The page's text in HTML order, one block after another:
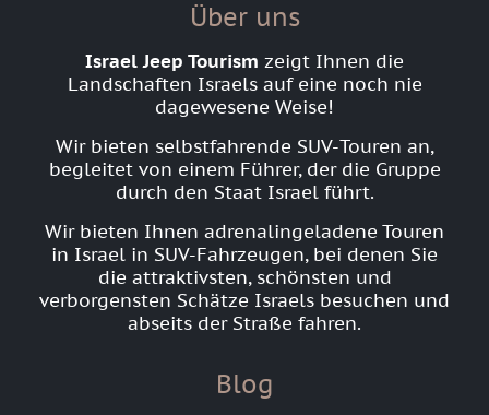
Über uns
Israel Jeep Tourism zeigt Ihnen die
Landschaften Israels auf eine noch nie
dagewesene Weise!
Wir bieten selbstfahrende SUV-Touren an,
begleitet von einem Führer, der die Gruppe
durch den Staat Israel führt.
Wir bieten Ihnen adrenalingeladene Touren
in Israel in SUV-Fahrzeugen, bei denen Sie
die attraktivsten, schönsten und
verborgensten Schätze Israels besuchen und
abseits der Straße fahren.
Blog